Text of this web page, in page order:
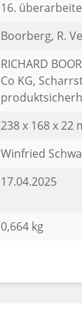
16.
Boorberg, R.
RICHARD
Co KG,
238 x 168 x 22
Winfried
17.04.2025
0,664 kg